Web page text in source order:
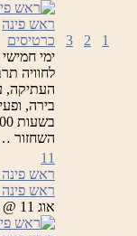
1
2
3
כרטיסים
ימי
לחוויה
העתיקה,
בירה,
השחזור
11
ראש פינה
ראש פינה
אוג 11 @ 16:00 – 23:00